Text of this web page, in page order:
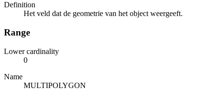
Definition
Het veld dat de geometrie van het object weergeeft.
Range
Lower cardinality
0
Name
MULTIPOLYGON